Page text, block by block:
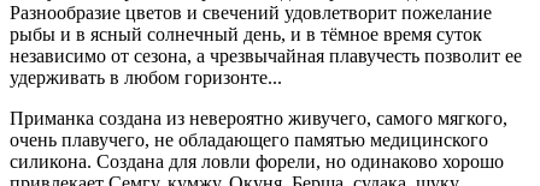
Разнообразие цветов и свечений удовлетворит пожелание
рыбы и в ясный солнечный день, и в тёмное время суток
независимо от сезона, а чрезвычайная плавучесть позволит ее
удерживать в любом горизонте...
Приманка создана из невероятно живучего, самого мягкого,
очень плавучего, не обладающего памятью медицинского
силикона. Создана для ловли форели, но одинаково хорошо